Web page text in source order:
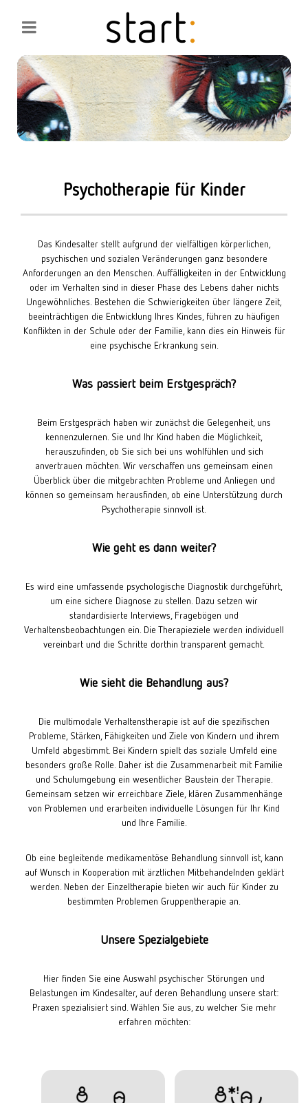
Psychotherapie für Kinder
Das Kindesalter stellt aufgrund der vielfältigen körperlichen,
psychischen und sozialen Veränderungen ganz besondere
Anforderungen an den Menschen. Auffälligkeiten in der Entwicklung
oder im Verhalten sind in dieser Phase des Lebens daher nichts
Ungewöhnliches. Bestehen die Schwierigkeiten über längere Zeit,
beeinträchtigen die Entwicklung Ihres Kindes, führen zu häufigen
Konflikten in der Schule oder der Familie, kann dies ein Hinweis für
eine psychische Erkrankung sein.
Was passiert beim Erstgespräch?
Beim Erstgespräch haben wir zunächst die Gelegenheit, uns
kennenzulernen. Sie und Ihr Kind haben die Möglichkeit,
herauszufinden, ob Sie sich bei uns wohlfühlen und sich
anvertrauen möchten. Wir verschaffen uns gemeinsam einen
Überblick über die mitgebrachten Probleme und Anliegen und
können so gemeinsam herausfinden, ob eine Unterstützung durch
Psychotherapie sinnvoll ist.
Wie geht es dann weiter?
Es wird eine umfassende psychologische Diagnostik durchgeführt,
um eine sichere Diagnose zu stellen. Dazu setzen wir
standardisierte Interviews, Fragebögen und
Verhaltensbeobachtungen ein. Die Therapieziele werden individuell
vereinbart und die Schritte dorthin transparent gemacht.
Wie sieht die Behandlung aus?
Die multimodale Verhaltenstherapie ist auf die spezifischen
Probleme, Stärken, Fähigkeiten und Ziele von Kindern und ihrem
Umfeld abgestimmt. Bei Kindern spielt das soziale Umfeld eine
besonders große Rolle. Daher ist die Zusammenarbeit mit Familie
und Schulumgebung ein wesentlicher Baustein der Therapie.
Gemeinsam setzen wir erreichbare Ziele, klären Zusammenhänge
von Problemen und erarbeiten individuelle Lösungen für Ihr Kind
und Ihre Familie.
Ob eine begleitende medikamentöse Behandlung sinnvoll ist, kann
auf Wunsch in Kooperation mit ärztlichen Mitbehandelnden geklärt
werden. Neben der Einzeltherapie bieten wir auch für Kinder zu
bestimmten Problemen Gruppentherapie an.
Unsere Spezialgebiete
Hier finden Sie eine Auswahl psychischer Störungen und
Belastungen im Kindesalter, auf deren Behandlung unsere start:
Praxen spezialisiert sind. Wählen Sie aus, zu welcher Sie mehr
erfahren möchten: